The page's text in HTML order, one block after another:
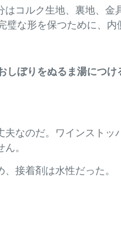
コルク生地、裏地、
な形を保つために、内
しぼりをぬるま湯につけ
なのだ。ワインスト
。
接着剤は水性だった。